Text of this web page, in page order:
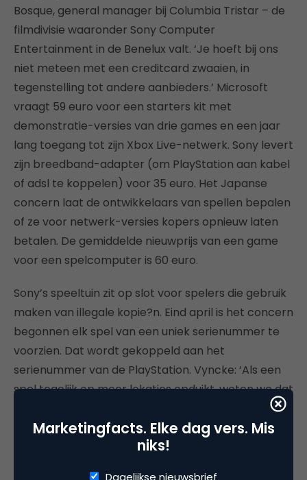
Bosque, general manager bij Columbia Tristar – de
filmdivisie waaronder Sony Computer
Entertainment in de Benelux valt. ‘Je hoeft bij ons
niet meteen met een creditcard zwaaien, in
tegenstelling tot andere aanbieders.’ Microsoft
vraagt 59 euro voor een starters kit met
demonstratie-versies van drie games en een jaar
lang toegang tot zijn Xbox Live-netwerk. Sony levert
zijn breedband-adapter (om PlayStation aan kabel
of adsl te koppelen) voor 35 euro. Het Japanse
concern laat de ontwikkelaars van spellen bepalen
of ze voor netwerk-versies kopers opnieuw laten
betalen. De gemiddelde nieuwprijs van een game
voor een spelcomputer is 60 euro.
Sony’s speeltuin zit op slot voor spelers die gebruik
maken van illegale kopie?n. Eind april is het concern
begonnen elk spel van een uniek serienummer te
voorzien. Dat wordt gekoppeld aan het
serienummer van de PlayStation. Vyncke: ‘Als een
spel tegelijk op meer lokaties opduikt, weten we dat
het gekopieerde versies betreft. Bezitters van deze
games sluiten we van het netwerk af.’
Marketingfacts. Elke dag vers. Mis
niks!
Dagelijkse nieuwsbrief